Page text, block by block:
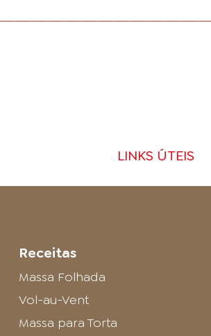
LINKS ÚTEIS
Receitas
Massa Folhada
Vol-au-Vent
Massa para Torta